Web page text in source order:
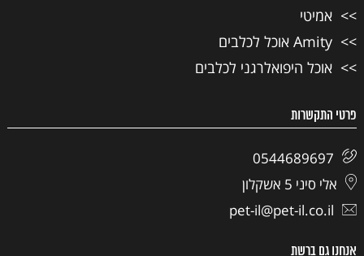
אמיטי
Amity אוכל לכלבים
אוכל היפואלרגני לכלבים
פרטי התקשרות
0544689697
אלי סיני 5 אשקלון
pet-il@pet-il.co.il
אנחנו גם ברשת